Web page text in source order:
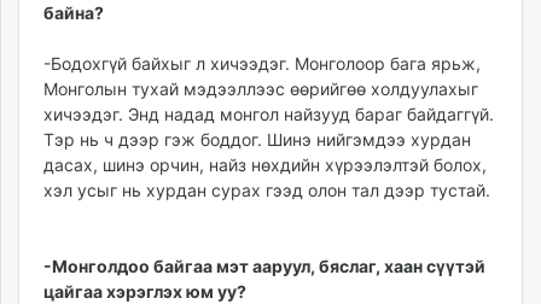
байна?
-Бодохгүй байхыг л хичээдэг. Монголоор бага ярьж,
Монголын тухай мэдээллээс өөрийгөө холдуулахыг
хичээдэг. Энд надад монгол найзууд бараг байдаггүй.
Тэр нь ч дээр гэж боддог. Шинэ нийгэмдээ хурдан
дасах, шинэ орчин, найз нөхдийн хүрээлэлтэй болох,
хэл усыг нь хурдан сурах гээд олон тал дээр тустай.
-Монголдоо байгаа мэт ааруул, бяслаг, хаан сүүтэй
цайгаа хэрэглэх юм уу?